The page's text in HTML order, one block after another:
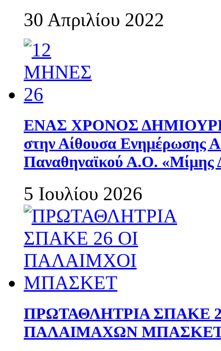
30 Απριλίου 2022
ΕΝΑΣ ΧΡΟΝΟΣ
στην Αίθουσα Ενημέρωσης
Παναθηναϊκού Α.Ο. «Μίμης
5 Ιουλίου 2026
ΠΡΩΤΑΘΛΗΤΡΙΑ ΣΠΑΚΕ
ΠΑΛΑΙΜΑΧΩΝ